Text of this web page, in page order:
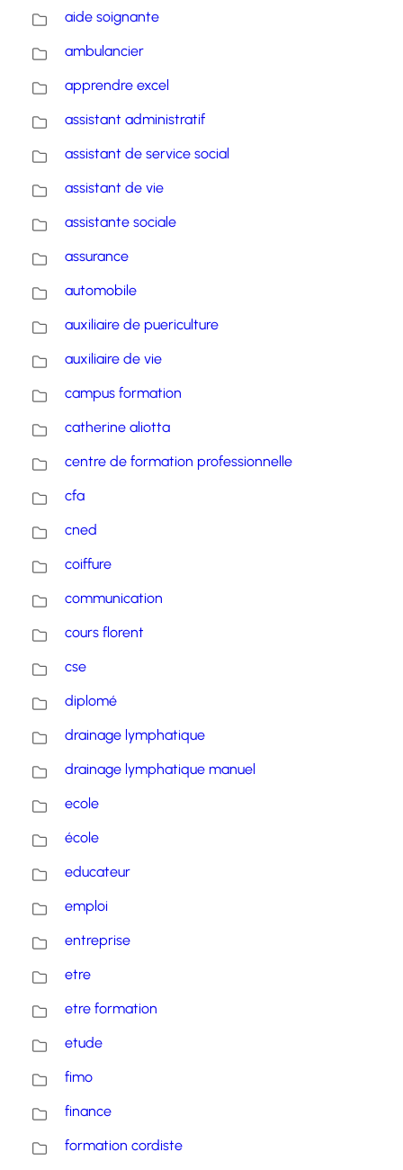
aide soignante
ambulancier
apprendre excel
assistant administratif
assistant de service social
assistant de vie
assistante sociale
assurance
automobile
auxiliaire de puericulture
auxiliaire de vie
campus formation
catherine aliotta
centre de formation professionnelle
cfa
cned
coiffure
communication
cours florent
cse
diplomé
drainage lymphatique
drainage lymphatique manuel
ecole
école
educateur
emploi
entreprise
etre
etre formation
etude
fimo
finance
formation cordiste